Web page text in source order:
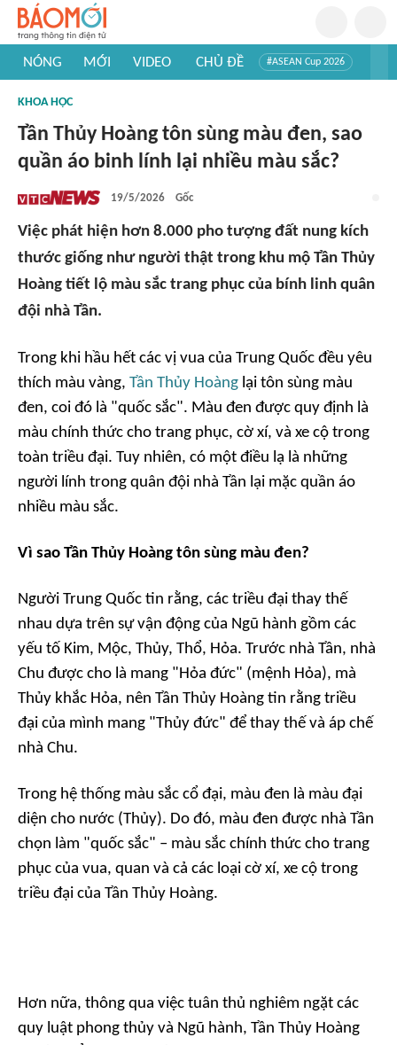
NÓNG MỚI VIDEO CHỦ ĐỀ #ASEAN Cup 2026
#Khám phá thế giới
KHOA HỌC
Tần Thủy Hoàng tôn sùng màu đen, sao
quần áo binh lính lại nhiều màu sắc?
19/5/2026 Gốc
Việc phát hiện hơn 8.000 pho tượng đất nung kích
thước giống như người thật trong khu mộ Tần Thủy
Hoàng tiết lộ màu sắc trang phục của bính linh quân
đội nhà Tần.
Trong khi hầu hết các vị vua của Trung Quốc đều yêu
thích màu vàng, Tần Thủy Hoàng lại tôn sùng màu
đen, coi đó là "quốc sắc". Màu đen được quy định là
màu chính thức cho trang phục, cờ xí, và xe cộ trong
toàn triều đại. Tuy nhiên, có một điều lạ là những
người lính trong quân đội nhà Tần lại mặc quần áo
nhiều màu sắc.
Vì sao Tần Thủy Hoàng tôn sùng màu đen?
Người Trung Quốc tin rằng, các triều đại thay thế
nhau dựa trên sự vận động của Ngũ hành gồm các
yếu tố Kim, Mộc, Thủy, Thổ, Hỏa. Trước nhà Tần, nhà
Chu được cho là mang "Hỏa đức" (mệnh Hỏa), mà
Thủy khắc Hỏa, nên Tần Thủy Hoàng tin rằng triều
đại của mình mang "Thủy đức" để thay thế và áp chế
nhà Chu.
Trong hệ thống màu sắc cổ đại, màu đen là màu đại
diện cho nước (Thủy). Do đó, màu đen được nhà Tần
chọn làm "quốc sắc" – màu sắc chính thức cho trang
phục của vua, quan và cả các loại cờ xí, xe cộ trong
triều đại của Tần Thủy Hoàng.
Hơn nữa, thông qua việc tuân thủ nghiêm ngặt các
quy luật phong thủy và Ngũ hành, Tần Thủy Hoàng